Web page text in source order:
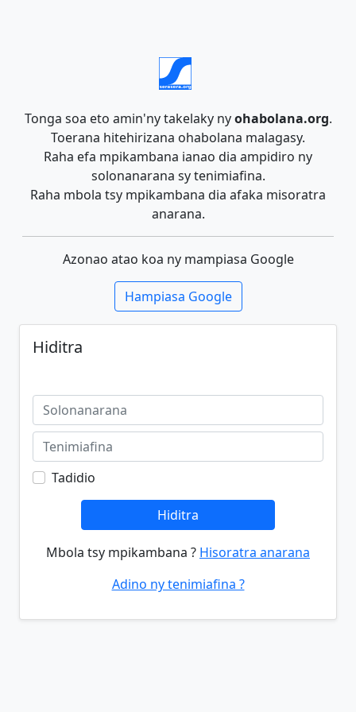
Tonga soa eto amin'ny takelaky nyohabolana.org.
Toerana hitehirizana ohabolana malagasy.
Raha efa mpikambana ianao dia ampidiro ny
solonanarana sy tenimiafina.
Raha mbola tsy mpikambana dia afaka misoratra
anarana.
Azonao atao koa ny mampiasa Google
Hampiasa Google
Hiditra
Tadidio
Hiditra
Mbola tsy mpikambana ? Hisoratra anarana
Adino ny tenimiafina ?